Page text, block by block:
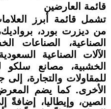
قائمة العارضين
تشمل قائمة أبرز
من ديزرت بورد،
الصناعية، الصناعات
الآلات الصناعية
الخشبية، مصانع سلكو
للمقاولات والتجارة،
الأخرى. كما يضم
الصين، وإيطاليا،